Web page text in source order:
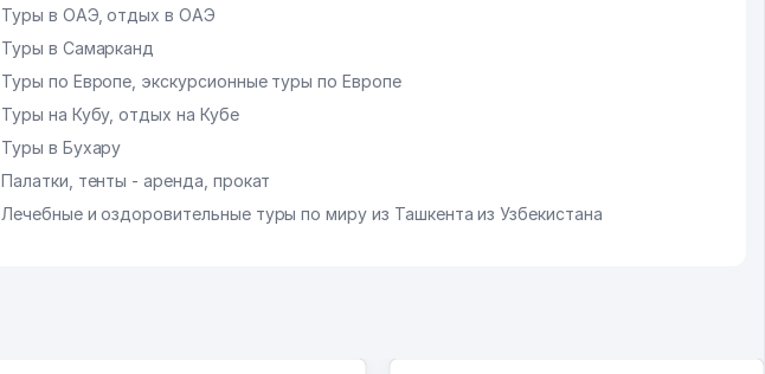
Туры в ОАЭ, отдых в ОАЭ
Туры в Самарканд
Туры по Европе, экскурсионные туры по Европе
Туры на Кубу, отдых на Кубе
Туры в Бухару
Палатки, тенты - аренда, прокат
Лечебные и оздоровительные туры по миру из Ташкента из Узбекистана